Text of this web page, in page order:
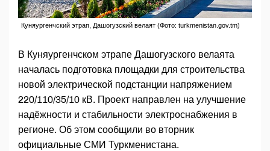
Куняургенчский этрап, Дашогузский велаят (Фото: turkmenistan.gov.tm)
В Куняургенчском этрапе Дашогузского велаята
началась подготовка площадки для строительства
новой электрической подстанции напряжением
220/110/35/10 кВ. Проект направлен на улучшение
надёжности и стабильности электроснабжения в
регионе. Об этом сообщили во вторник
официальные СМИ Туркменистана.